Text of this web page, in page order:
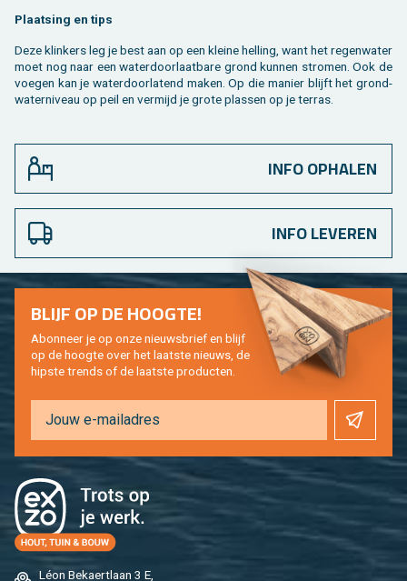
Plaat­sing en tips
Deze klin­kers leg je best aan op een klei­ne hel­ling, want het re­gen­wa­ter
moet nog naar een wa­ter­door­laat­ba­re grond kun­nen stro­men. Ook de
voe­gen kan je wa­ter­door­la­tend maken. Op die ma­nier blijft het grond­
wa­ter­ni­veau op peil en ver­mijd je grote plas­sen op je ter­ras.
INFO OPHALEN
INFO LEVEREN
Léon Be­kaert­laan 3 E,
BLIJF OP DE HOOG­TE!
Abon­neer je op onze nieuws­brief en blijf
op de hoog­te over het laat­ste nieuws, de
hip­s­te trends of de laat­ste pro­duc­ten.